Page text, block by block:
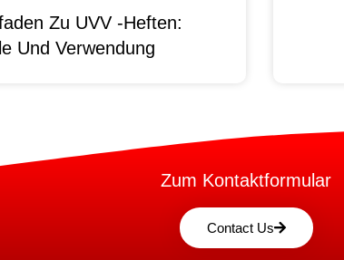
Zu UVV -Heften:
Und Verwendung
Zum Kontaktformular
Contact Us